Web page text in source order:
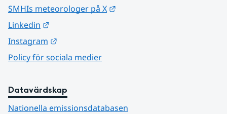
SMHIs meteorologer på X
Linkedin
Instagram
Policy för sociala medier
Datavärdskap
Nationella emissionsdatabasen